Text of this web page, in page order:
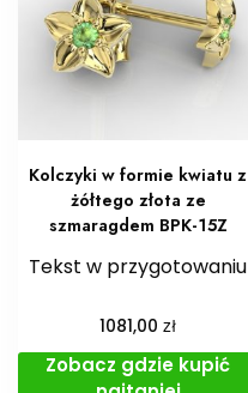
Kolczyki w formie kwiatu z
żółtego złota ze
szmaragdem BPK-15Z
Tekst w przygotowaniu
1081,00zł
Zobacz gdzie kupić